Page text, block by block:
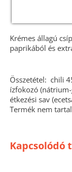
Krémes állagú
paprikából és
Összetétel: chili
ízfokozó
étkezési sav
Termék nem
Kapcsolódó